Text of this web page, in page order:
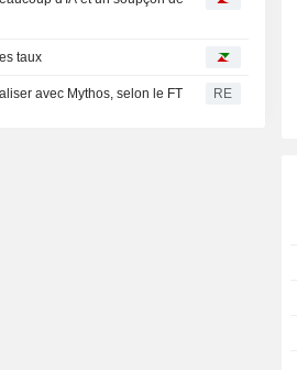
taux
avec Mythos, selon le FT RE